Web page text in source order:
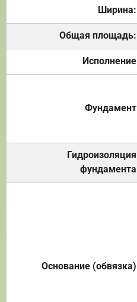
Ширина:
Общая площадь:
Исполнение
Фундамент
Гидроизоляция
фундамента
Основание (обвязка)